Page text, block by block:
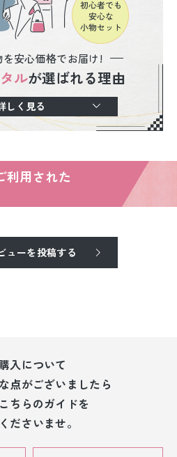
安心価格でお届け!
ルが選ばれる理由
しく見る
利用された
ューを投稿する
入について
点がございましたら
ちらのガイドを
ださいませ。